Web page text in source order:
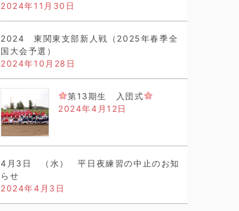
2024年11月30日
2024 東関東支部新人戦（2025年春季全
国大会予選）
2024年10月28日
第13期生 入団式
2024年4月12日
4月3日 （水） 平日夜練習の中止のお知
らせ
2024年4月3日